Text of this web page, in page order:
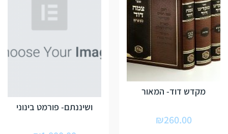
מקדש דוד- המאור
₪260.00
ושיננתם- פורמט בינוני